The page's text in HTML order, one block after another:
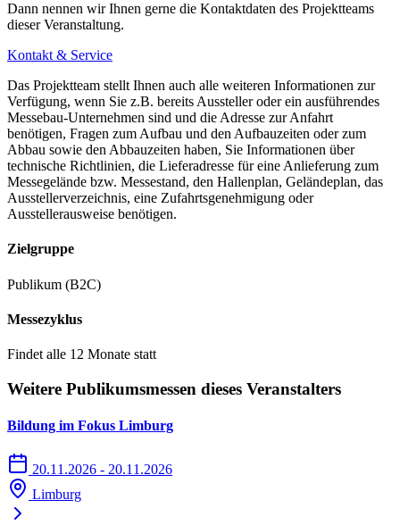
Dann nennen wir Ihnen gerne die Kontaktdaten des Projektteams
dieser Veranstaltung.
Kontakt & Service
Das Projektteam stellt Ihnen auch alle weiteren Informationen zur
Verfügung, wenn Sie z.B. bereits Aussteller oder ein ausführendes
Messebau-Unternehmen sind und die Adresse zur Anfahrt
benötigen, Fragen zum Aufbau und den Aufbauzeiten oder zum
Abbau sowie den Abbauzeiten haben, Sie Informationen über
technische Richtlinien, die Lieferadresse für eine Anlieferung zum
Messegelände bzw. Messestand, den Hallenplan, Geländeplan, das
Ausstellerverzeichnis, eine Zufahrtsgenehmigung oder
Ausstellerausweise benötigen.
Zielgruppe
Publikum (B2C)
Messezyklus
Findet alle 12 Monate statt
Weitere Publikumsmessen dieses Veranstalters
Bildung im Fokus Limburg
20.11.2026 - 20.11.2026
Limburg